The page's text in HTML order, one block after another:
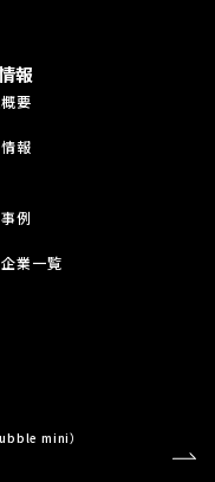
報
要
報
例
業一覧
mini）